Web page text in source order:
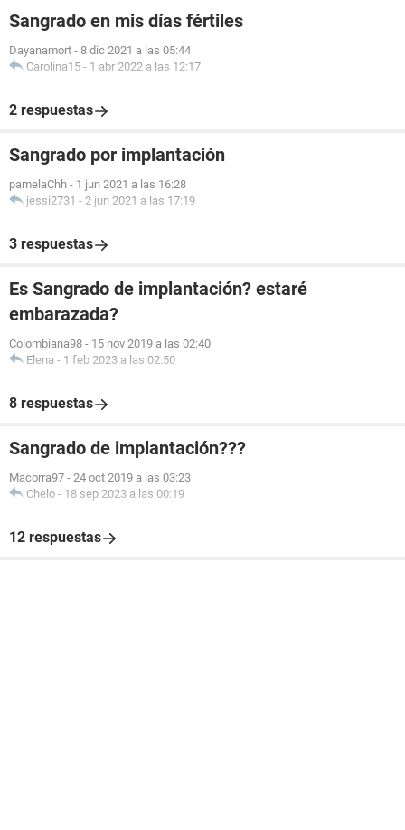
Sangrado en mis días fértiles
Dayanamort - 8 dic 2021 a las 05:44
Carolina15 - 1 abr 2022 a las 12:17
2 respuestas
Sangrado por implantación
pamelaChh - 1 jun 2021 a las 16:28
jessi2731 - 2 jun 2021 a las 17:19
3 respuestas
Es Sangrado de implantación? estaré
embarazada?
Colombiana98 - 15 nov 2019 a las 02:40
Elena - 1 feb 2023 a las 02:50
8 respuestas
Sangrado de implantación???
Macorra97 - 24 oct 2019 a las 03:23
Chelo - 18 sep 2023 a las 00:19
12 respuestas